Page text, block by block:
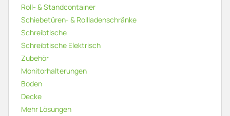
Roll- & Standcontainer
Schiebetüren- & Rollladenschränke
Schreibtische
Schreibtische Elektrisch
Zubehör
Monitorhalterungen
Boden
Decke
Mehr Lösungen